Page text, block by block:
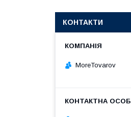
КОНТАКТИ
MoreTovarov